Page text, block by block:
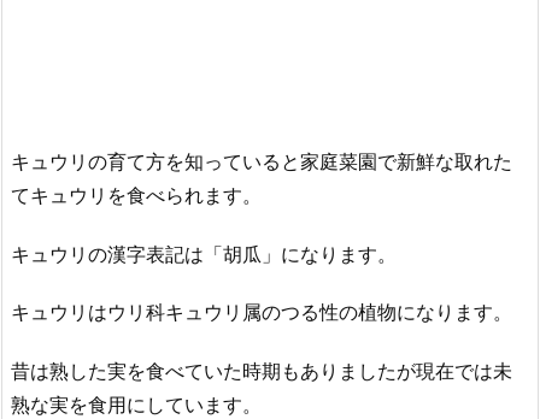
キュウリの育て方を知っていると家庭菜園で新鮮な取れた
てキュウリを食べられます。
キュウリの漢字表記は「胡瓜」になります。
キュウリはウリ科キュウリ属のつる性の植物になります。
昔は熟した実を食べていた時期もありましたが現在では未
熟な実を食用にしています。